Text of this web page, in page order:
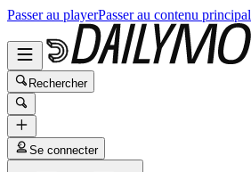
Passer au playerPasser au contenu principal
Rechercher
Se connecter